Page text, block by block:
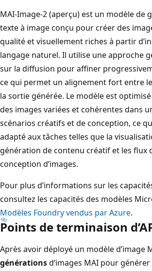
MAI-Image-2 (aperçu) est un modèle de
texte à image conçu pour créer des
qualité et visuellement riches à partir
langage naturel. Il utilise une approche
sur la diffusion pour affiner
ce qui permet un alignement fort entre
la sortie générée. Le modèle est
des images variées et cohérentes dans
scénarios créatifs et de conception, ce
adapté aux tâches telles que la
génération de contenu créatif et les flux
conception d’images.
Pour plus d’informations sur les
consultez les capacités des modèles
Modèles Foundry vendus par Azure.
Points de terminaison
Après avoir déployé un modèle d’image
générationsd’images MAI pour